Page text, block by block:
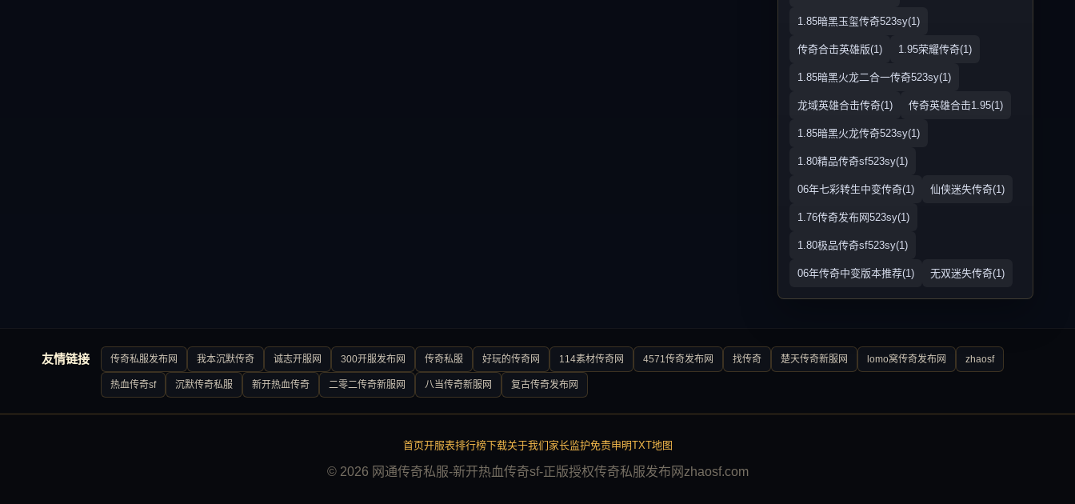
1.85暗黑玉玺传奇523sy(1)
传奇合击英雄版(1) 1.95荣耀传奇(1)
1.85暗黑火龙二合一传奇523sy(1)
龙域英雄合击传奇(1) 传奇英雄合击1.95(1)
1.85暗黑火龙传奇523sy(1)
1.80精品传奇sf523sy(1)
06年七彩转生中变传奇(1) 仙侠迷失传奇(1)
1.76传奇发布网523sy(1)
1.80极品传奇sf523sy(1)
06年传奇中变版本推荐(1) 无双迷失传奇(1)
友情链接 传奇私服发布网 我本沉默传奇 诚志开服网 300开服发布网 传奇私服 好玩的传奇网 114素材传奇网 4571传奇发布网 找传奇 楚天传奇新服网 lomo窝传奇发布网 zhaosf
热血传奇sf 沉默传奇私服 新开热血传奇 二零二传奇新服网 八当传奇新服网 复古传奇发布网
首页开服表排行榜下载关于我们 家长监护免责申明TXT地图
© 2026 网通传奇私服-新开热血传奇sf-正版授权传奇私服发布网zhaosf.com